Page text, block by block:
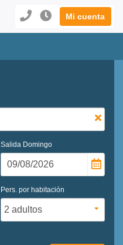
Mi cuenta
Salida Domingo
Pers. por habitación